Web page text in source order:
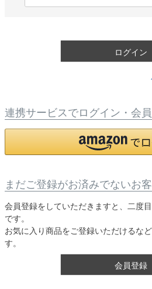
ログイン
連携サービスでログイン・会
まだご登録がお済みでないお
会員登録をしていただきますと、二度
です。
お気に入り商品をご登録いただけるな
す。
会員登録